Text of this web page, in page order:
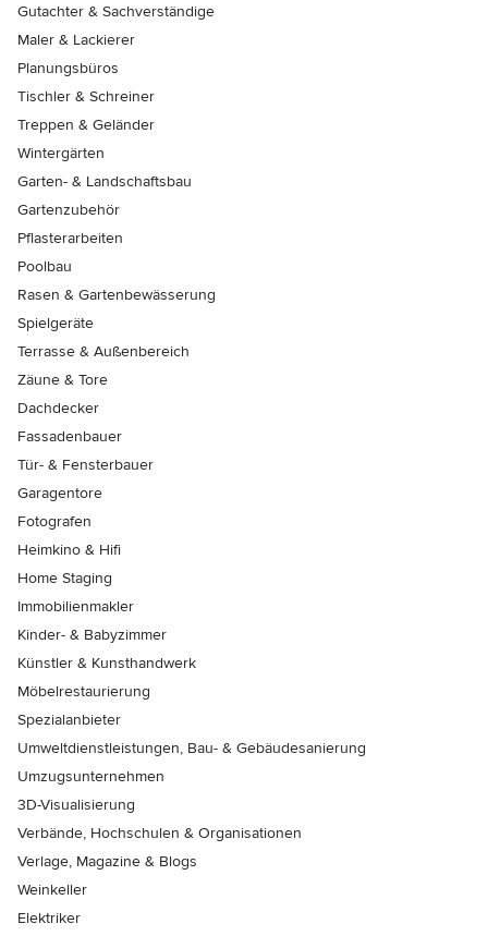
Gutachter & Sachverständige
Maler & Lackierer
Planungsbüros
Tischler & Schreiner
Treppen & Geländer
Wintergärten
Garten- & Landschaftsbau
Gartenzubehör
Pflasterarbeiten
Poolbau
Rasen & Gartenbewässerung
Spielgeräte
Terrasse & Außenbereich
Zäune & Tore
Dachdecker
Fassadenbauer
Tür- & Fensterbauer
Garagentore
Fotografen
Heimkino & Hifi
Home Staging
Immobilienmakler
Kinder- & Babyzimmer
Künstler & Kunsthandwerk
Möbelrestaurierung
Spezialanbieter
Umweltdienstleistungen, Bau- & Gebäudesanierung
Umzugsunternehmen
3D-Visualisierung
Verbände, Hochschulen & Organisationen
Verlage, Magazine & Blogs
Weinkeller
Elektriker